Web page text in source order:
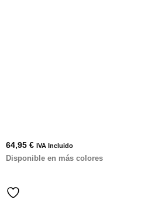
64,95 € IVA Incluido
Disponible en más colores